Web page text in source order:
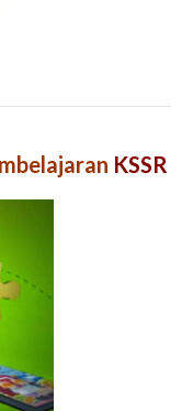
KSSR